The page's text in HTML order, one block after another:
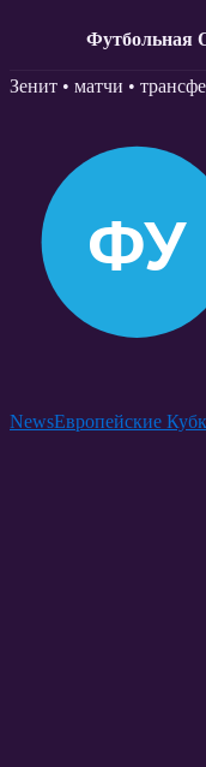
Футбольная
Skip
Зенит • матчи •
NewsЕвропейские